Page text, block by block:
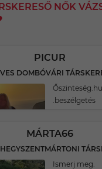
NŐK
PICUR
DOMBÓVÁRI
.beszélgetés
MÁRTA66
Ismerj meg.